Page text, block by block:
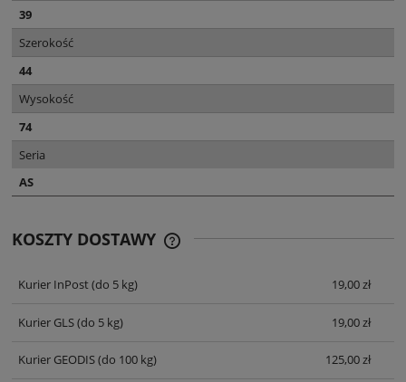
39
Szerokość
44
Wysokość
74
Seria
AS
KOSZTY DOSTAWY
Kurier InPost(do 5 kg) 19,00 zł
Kurier GLS(do 5 kg) 19,00 zł
Kurier GEODIS(do 100 kg) 125,00 zł